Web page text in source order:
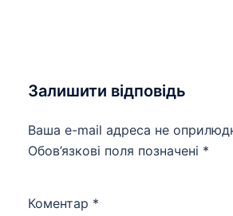
Залишити відповідь
Ваша e-mail адреса не
Обов’язкові поля позначені *
Коментар *